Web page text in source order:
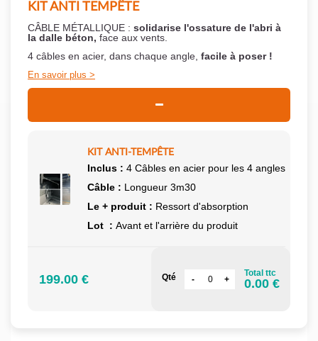
KIT ANTI TEMPÊTE
CÂBLE MÉTALLIQUE : solidarise l'ossature de l'abri à
la dalle béton, face aux vents.
4 câbles en acier, dans chaque angle, facile à poser !
En savoir plus
KIT ANTI-TEMPÊTE
Inclus : 4 Câbles en acier pour les 4 angles
Câble : Longueur 3m30
Le + produit : Ressort d'absorption
Lot : Avant et l'arrière du produit
199.00 € Qté Total ttc
0.00 €